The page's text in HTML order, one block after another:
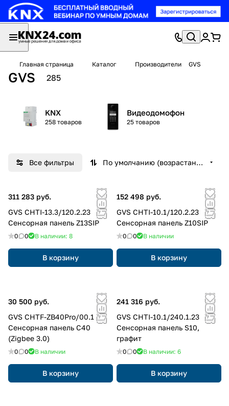
Главная страница Каталог Производители GVS
GVS 285
KNX
258 товаров
Видеодомофон
25 товаров
Все фильтры По умолчанию (возрастание)
311 283 руб.
GVS CHTI-13.3/120.2.23
Сенсорная панель Z13SIP
0 0 В наличии: 8
В корзину
152 498 руб.
GVS CHTI-10.1/120.2.23
Сенсорная панель Z10SIP
0 0 В наличии
В корзину
30 500 руб.
GVS CHTF-ZB40Pro/00.1
Сенсорная панель C40
(Zigbee 3.0)
0 0 В наличии
В корзину
241 316 руб.
GVS CHTI-10.1/240.1.23
Сенсорная панель S10,
графит
0 0 В наличии: 6
В корзину